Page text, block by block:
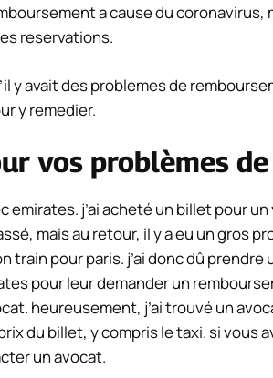
a cause du coronavirus,
reservations.
y avait des problemes de
y remedier.
vos problèmes
emirates. j’ai acheté un billet pour
mais au retour, il y a eu un gros
pour paris. j’ai donc dû prendre
pour leur demander un
heureusement, j’ai trouvé un
du billet, y compris le taxi. si vous
un avocat.